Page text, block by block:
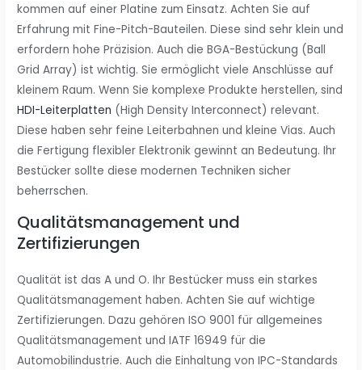
kommen auf einer Platine zum Einsatz. Achten Sie auf
Erfahrung mit Fine-Pitch-Bauteilen. Diese sind sehr klein und
erfordern hohe Präzision. Auch die BGA-Bestückung (Ball
Grid Array) ist wichtig. Sie ermöglicht viele Anschlüsse auf
kleinem Raum. Wenn Sie komplexe Produkte herstellen, sind
HDI-Leiterplatten (High Density Interconnect) relevant.
Diese haben sehr feine Leiterbahnen und kleine Vias. Auch
die Fertigung flexibler Elektronik gewinnt an Bedeutung. Ihr
Bestücker sollte diese modernen Techniken sicher
beherrschen.
Qualitätsmanagement und
Zertifizierungen
Qualität ist das A und O. Ihr Bestücker muss ein starkes
Qualitätsmanagement haben. Achten Sie auf wichtige
Zertifizierungen. Dazu gehören ISO 9001 für allgemeines
Qualitätsmanagement und IATF 16949 für die
Automobilindustrie. Auch die Einhaltung von IPC-Standards